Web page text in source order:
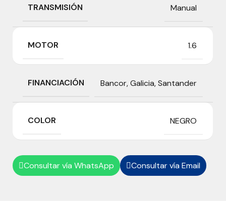
TRANSMISIÓN Manual
MOTOR 1.6
FINANCIACIÓN Bancor,Galicia,Santander
COLOR NEGRO
Consultar vía WhatsApp Consultar vía Email